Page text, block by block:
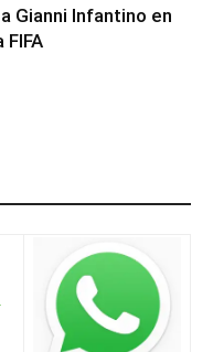
Gianni Infantino en